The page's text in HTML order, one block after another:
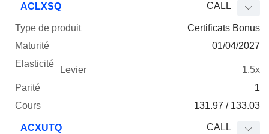
ACLXSQ CALL
Certificats Bonus
01/04/2027
1.5x
1
131.97 / 133.03
ACXUTQ CALL